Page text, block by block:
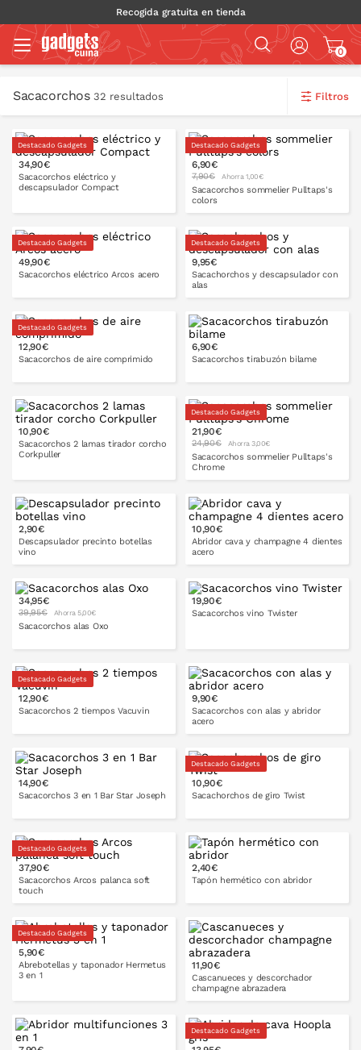
Recogida gratuita en tienda
0
Sacacorchos32 resultados Filtros
Destacado Gadgets
34,90€
Sacacorchos eléctrico y
descapsulador Compact
PONLO EN LA CESTA
Destacado Gadgets
6,90€
7,90€ Ahorra 1,00€
Sacacorchos sommelier Pulltaps's
colors
PONLO EN LA CESTA
Destacado Gadgets
49,90€
Sacacorchos eléctrico Arcos acero
PONLO EN LA CESTA
Destacado Gadgets
9,95€
Sacachorchos y descapsulador con
alas
PONLO EN LA CESTA
Destacado Gadgets
12,90€
Sacacorchos de aire comprimido
PONLO EN LA CESTA
6,90€
Sacacorchos tirabuzón bilame
PONLO EN LA CESTA
10,90€
Sacacorchos 2 lamas tirador corcho
Corkpuller
PONLO EN LA CESTA
Destacado Gadgets
21,90€
24,90€ Ahorra 3,00€
Sacacorchos sommelier Pulltaps's
Chrome
PONLO EN LA CESTA
2,90€
Descapsulador precinto botellas
vino
PONLO EN LA CESTA
10,90€
Abridor cava y champagne 4 dientes
acero
34,95€
39,95€ Ahorra 5,00€
Sacacorchos alas Oxo
PONLO EN LA CESTA
19,90€
Sacacorchos vino Twister
PONLO EN LA CESTA
Destacado Gadgets
12,90€
Sacacorchos 2 tiempos Vacuvin
PONLO EN LA CESTA
9,90€
Sacacorchos con alas y abridor
acero
PONLO EN LA CESTA
14,90€
Sacacorchos 3 en 1 Bar Star Joseph
PONLO EN LA CESTA
Destacado Gadgets
10,90€
Sacachorchos de giro Twist
PONLO EN LA CESTA
Destacado Gadgets
37,90€
Sacacorchos Arcos palanca soft
touch
PONLO EN LA CESTA
2,40€
Tapón hermético con abridor
PONLO EN LA CESTA
Destacado Gadgets
5,90€
Abrebotellas y taponador Hermetus
3 en 1
11,90€
Cascanueces y descorchador
champagne abrazadera
Destacado Gadgets